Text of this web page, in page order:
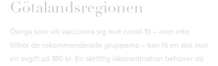
Götalandsregionen
Övriga som vill vaccinera sig mot covid-19 – men inte
tillhör de rekommenderade grupperna – kan få en dos mot
en avgift på 180 kr. En skriftlig läkarordination behöver då